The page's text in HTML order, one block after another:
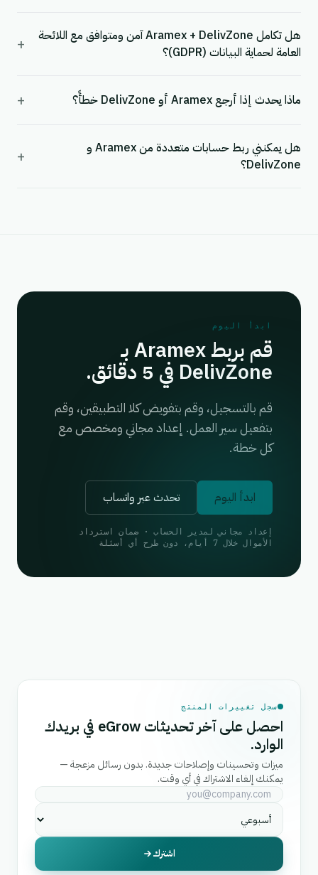
هل تكامل Aramex + DelivZone آمن ومتوافق مع اللائحة
العامة لحماية البيانات (GDPR)؟
+
ماذا يحدث إذا أرجع Aramex أو DelivZone خطأً؟ +
هل يمكنني ربط حسابات متعددة من Aramex و
DelivZone؟
+
ابدأ اليوم
قم بربط Aramex بـ
DelivZone في 5 دقائق.
قم بالتسجيل، وقم بتفويض كلا التطبيقين، وقم
بتفعيل سير العمل. إعداد مجاني ومخصص مع
كل خطة.
ابدأ اليوم تحدث عبر واتساب
إعداد مجاني لمدير الحساب · ضمان استرداد
الأموال خلال 7 أيام، دون طرح أي أسئلة
سجل تغييرات المنتج
احصل على آخر تحديثات eGrow في بريدك
الوارد.
ميزات وتحسينات وإصلاحات جديدة. بدون رسائل مزعجة —
يمكنك إلغاء الاشتراك في أي وقت.
اشترك